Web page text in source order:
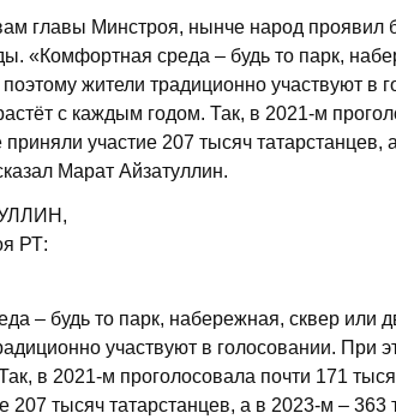
главы Минстроя, нынче народ проявил
«Комфортная среда – будь то парк,
поэтому жители традиционно участвуют в
с каждым годом. Так, в 2021-м
участие 207 тысяч
Марат Айзатуллин.
РТ:
– будь то парк, набережная, сквер или
участвуют в голосовании. При
в 2021-м проголосовала почти 171
207 тысяч татар­станцев, а в 2023-м – 363